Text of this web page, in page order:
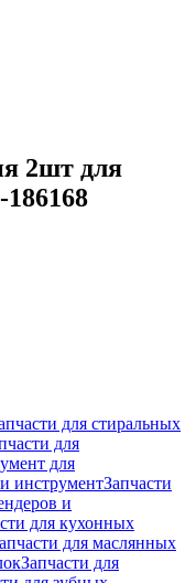
2шт для
для стиральных
для
для
инструментЗапчасти
и
для кухонных
для маслянных
Запчасти для